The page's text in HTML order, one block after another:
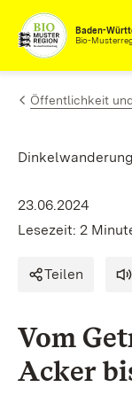
Zum Inhalt
Baden-
Bio-
Öffentlichkeit
Dinkelwanderung
23.06.2024
Lesezeit: 2
Teilen
Vom
Acker